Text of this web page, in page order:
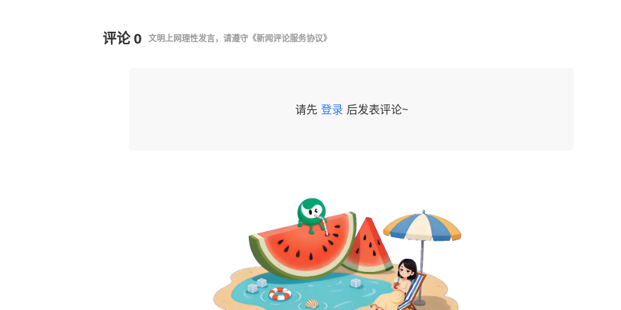
评论0 文明上网理性发言，请遵守 《新闻评论服务协议》
请先 登录 后发表评论~